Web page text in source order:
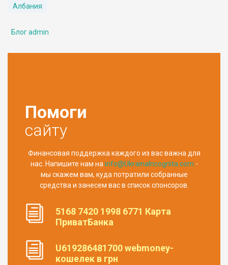
Албания
Блог admin
Помоги
сайту
Финансовая поддержка каждого из вас важна для
нас. Напишите нам наinfo@UkrainaIncognita.com -
мы скажем вам, куда потратили собранные
средства и занесем вас в список спонсоров.
5168 7420 1998 6771 Карта
ПриватБанка
U619286481700 webmoney-
кошелек в грн